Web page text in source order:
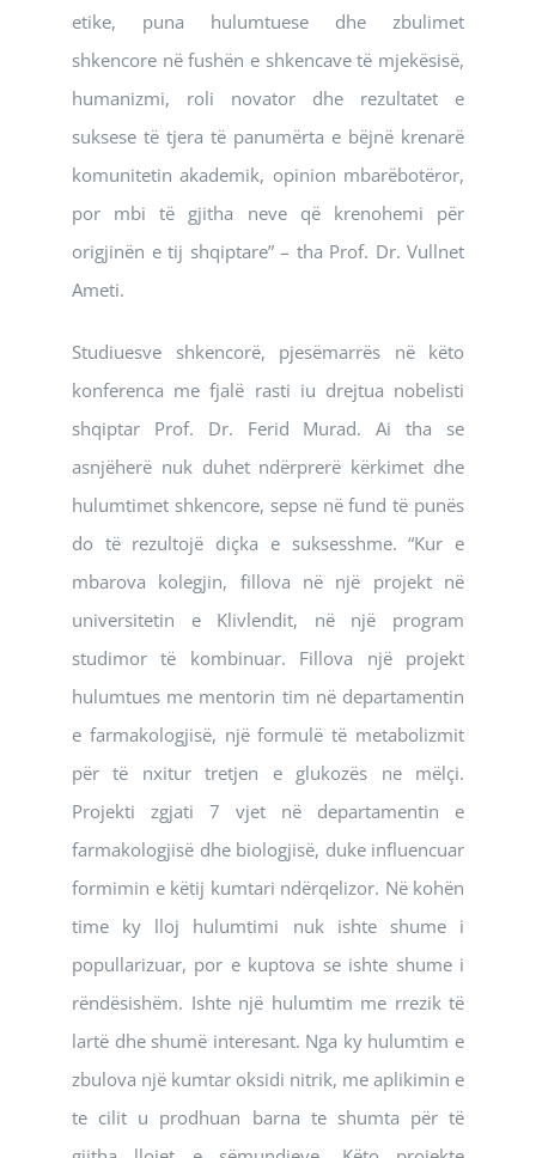
etike, puna hulumtuese dhe zbulimet
shkencore në fushën e shkencave të mjekësisë,
humanizmi, roli novator dhe rezultatet e
suksese të tjera të panumërta e bëjnë krenarë
komunitetin akademik, opinion mbarëbotëror,
por mbi të gjitha neve që krenohemi për
origjinën e tij shqiptare” – tha Prof. Dr. Vullnet
Ameti.
Studiuesve shkencorë, pjesëmarrës në këto
konferenca me fjalë rasti iu drejtua nobelisti
shqiptar Prof. Dr. Ferid Murad. Ai tha se
asnjëherë nuk duhet ndërprerë kërkimet dhe
hulumtimet shkencore, sepse në fund të punës
do të rezultojë diçka e suksesshme. “Kur e
mbarova kolegjin, fillova në një projekt në
universitetin e Klivlendit, në një program
studimor të kombinuar. Fillova një projekt
hulumtues me mentorin tim në departamentin
e farmakologjisë, një formulë të metabolizmit
për të nxitur tretjen e glukozës ne mëlçi.
Projekti zgjati 7 vjet në departamentin e
farmakologjisë dhe biologjisë, duke influencuar
formimin e këtij kumtari ndërqelizor. Në kohën
time ky lloj hulumtimi nuk ishte shume i
popullarizuar, por e kuptova se ishte shume i
rëndësishëm. Ishte një hulumtim me rrezik të
lartë dhe shumë interesant. Nga ky hulumtim e
zbulova një kumtar oksidi nitrik, me aplikimin e
te cilit u prodhuan barna te shumta për të